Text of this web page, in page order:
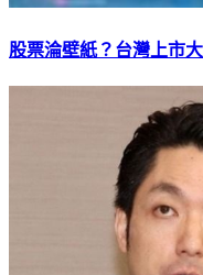
股票淪壁紙？台灣上市